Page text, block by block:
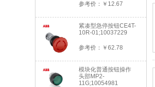
参考价：￥12.67
紧凑型急停按钮CE4T-
10R-01;10037229
参考价：￥62.78
模块化普通按钮操作
头部MP2-
11G;10054981